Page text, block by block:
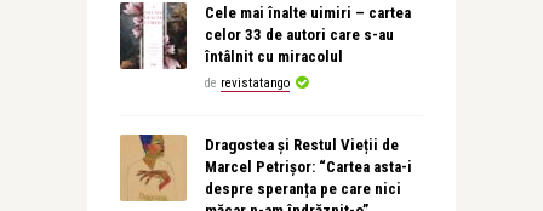
Cele mai înalte uimiri – cartea
celor 33 de autori care s-au
întâlnit cu miracolul
de revistatango
Dragostea și Restul Vieții de
Marcel Petrișor: “Cartea asta-i
despre speranța pe care nici